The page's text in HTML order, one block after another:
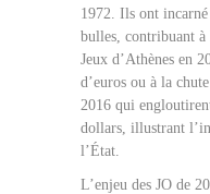
1972. Ils ont incarné
bulles, contribuant à
Jeux d’Athènes en
d’euros ou à la
2016 qui
dollars, illustrant
l’État.
L’enjeu des JO de